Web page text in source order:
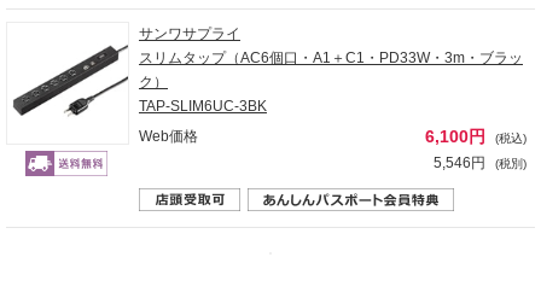
サンワサプライ
スリムタップ（AC6個口・A1＋C1・PD33W・3m・ブラッ
ク）
TAP-SLIM6UC-3BK
Web価格
6,100円 (税込)
5,546円 (税別)